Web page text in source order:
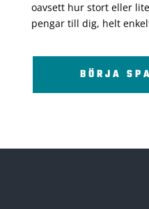
oavsett hur stort eller
pengar till dig, helt
BÖRJA